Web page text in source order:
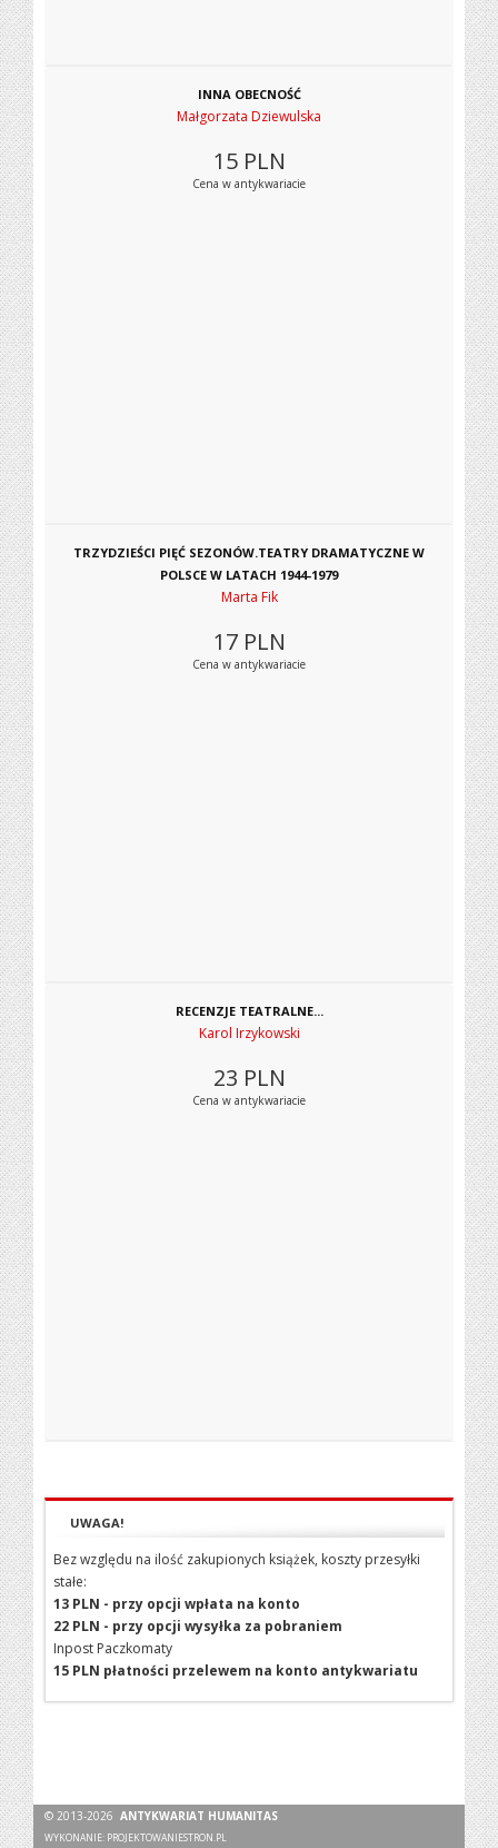
INNA OBECNOŚĆ
Małgorzata Dziewulska
15 PLN
Cena w antykwariacie
TRZYDZIEŚCI PIĘĆ SEZONÓW.TEATRY DRAMATYCZNE W
POLSCE W LATACH 1944-1979
Marta Fik
17 PLN
Cena w antykwariacie
RECENZJE TEATRALNE...
Karol Irzykowski
23 PLN
Cena w antykwariacie
UWAGA!
Bez względu na ilość zakupionych książek, koszty przesyłki
stałe:
13 PLN - przy opcji wpłata na konto
22 PLN - przy opcji wysyłka za pobraniem
Inpost Paczkomaty
15 PLN płatności przelewem na konto antykwariatu
© 2013-2026ANTYKWARIAT HUMANITAS
WYKONANIE: PROJEKTOWANIESTRON.PL